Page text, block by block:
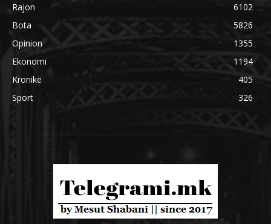
Rajon
6102
Bota
5826
Opinion
1355
Ekonomi
1194
Kronikë
405
Sport
326